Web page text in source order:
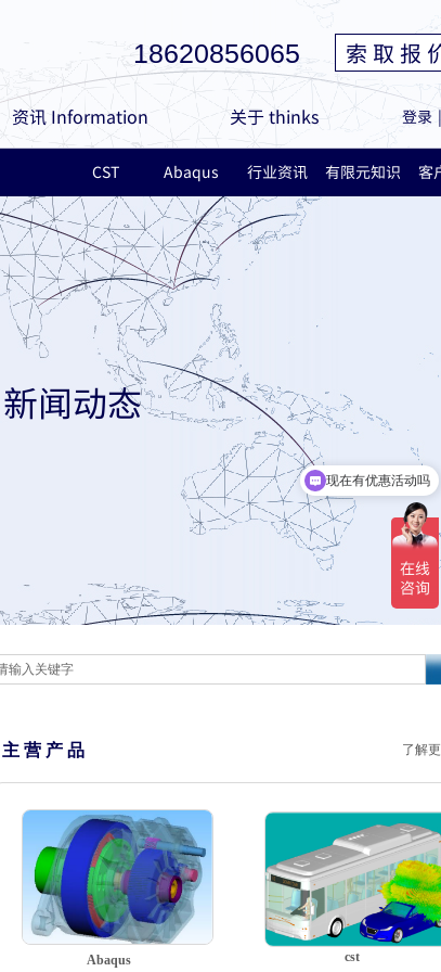
18620856065
登录 |
索 取 报
资讯 Information 关于 thinks
闻动态
CST Abaqus 行业资讯 有限元知识 客
主 营 产 品 了解
cst
Abaqus
现在有优惠活动吗